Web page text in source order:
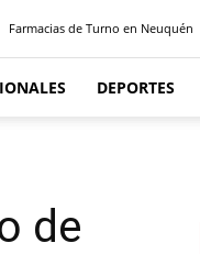
Farmacias de Turno en Neuquén
DEPORTES
de